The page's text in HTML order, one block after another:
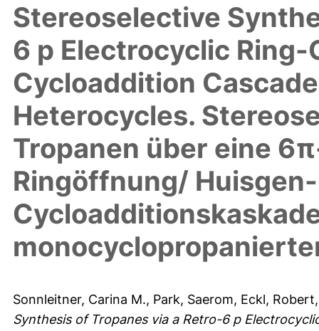
Stereoselective
6 p Electrocyclic
Cycloaddition
Heterocycles.
Tropanen über eine
Ringöffnung/
Sonnleitner, Carina M., Park, Saerom, Eckl, Robert
Synthesis of Tropanes via a Retro-6 p